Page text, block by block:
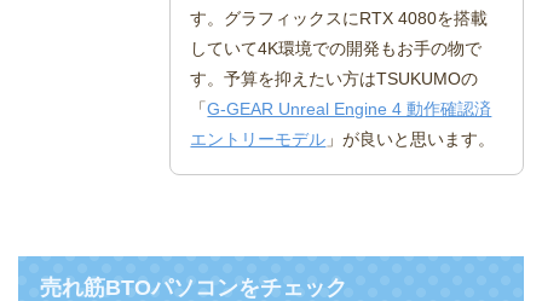
す。グラフィックスにRTX 4080を搭載
していて4K環境での開発もお手の物で
す。予算を抑えたい方はTSUKUMOの
「G-GEAR Unreal Engine 4 動作確認済
エントリーモデル 」が良いと思います。
売れ筋BTOパソコンをチェック